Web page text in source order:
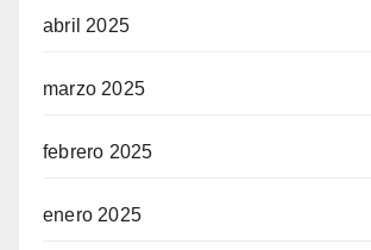
abril 2025
marzo 2025
febrero 2025
enero 2025